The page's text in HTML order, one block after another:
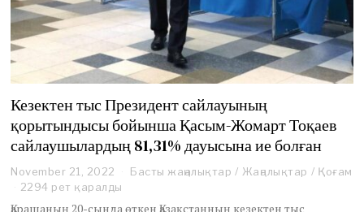
Кезектен тыс Президент сайлауының
қорытындысы бойынша Қасым-Жомарт Тоқаев
сайлаушылардың 81,31% дауысына ие болған
November 21, 2022 Басты жаңалықтар / Жаңалықтар / Қоғам
2294 рет қаралды
Қарашаның 20-сында өткен Қазақстанның кезектен тыс